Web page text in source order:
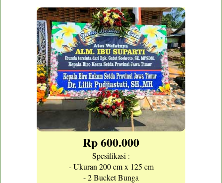
Rp 600.000
Spesifikasi :
- Ukuran 200 cm x 125 cm
- 2 Bucket Bunga